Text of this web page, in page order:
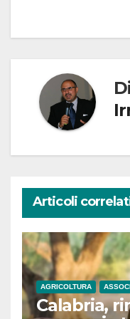
Articoli
AGRICOLTURA
Calabria,